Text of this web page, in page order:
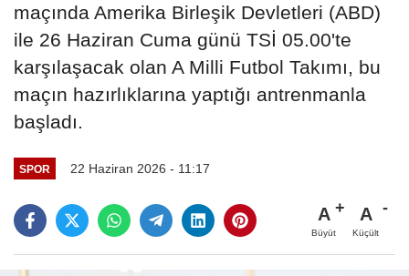
maçında Amerika Birleşik Devletleri (ABD)
ile 26 Haziran Cuma günü TSİ 05.00'te
karşılaşacak olan A Milli Futbol Takımı, bu
maçın hazırlıklarına yaptığı antrenmanla
başladı.
SPOR 22 Haziran 2026 - 11:17
A
Büyüt
A
Küçült